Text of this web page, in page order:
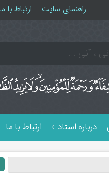
راهنمای سایت ارتباط با ما
درباره استاد ارتباط با ما